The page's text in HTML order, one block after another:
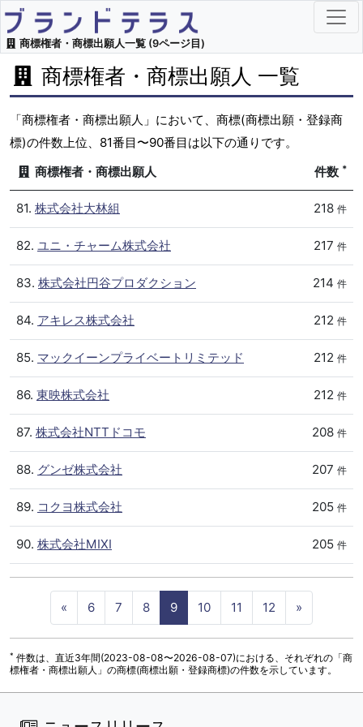
商標権者・商標出願人一覧 (9ページ目)
商標権者・商標出願人 一覧
「商標権者・商標出願人」において、商標(商標出願・登録商
標)の件数上位、81番目〜90番目は以下の通りです。
商標権者・商標出願人
件数 *
81. 株式会社大林組 218 件
82. ユニ・チャーム株式会社 217 件
83. 株式会社円谷プロダクション 214 件
84. アキレス株式会社 212 件
85. マックイーンプライベートリミテッド 212 件
86. 東映株式会社 212 件
87. 株式会社NTTドコモ 208 件
88. グンゼ株式会社 207 件
89. コクヨ株式会社 205 件
90. 株式会社MIXI 205 件
«
r
e
v
i
6 7 8 9 10 11 12 »
e
x
t
* 件数は、直近3年間(2023-08-08〜2026-08-07)における、それぞれの「商
標権者・商標出願人」の商標(商標出願・登録商標)の件数を示しています。